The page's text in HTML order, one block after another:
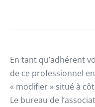
En tant qu’adhérent
de ce professionnel
« modifier » situé à
Le bureau de